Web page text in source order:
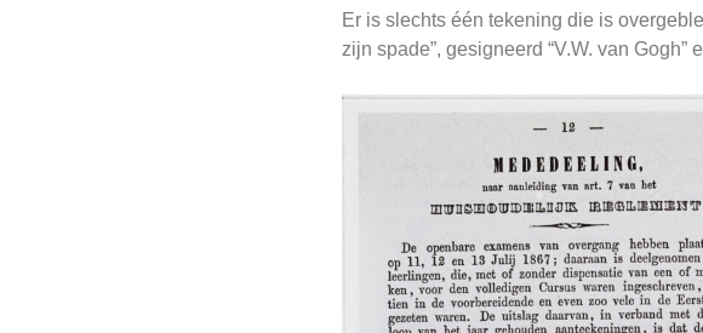
Er is slechts één tekening die is
zijn spade”, gesigneerd “V.W. van Gogh”